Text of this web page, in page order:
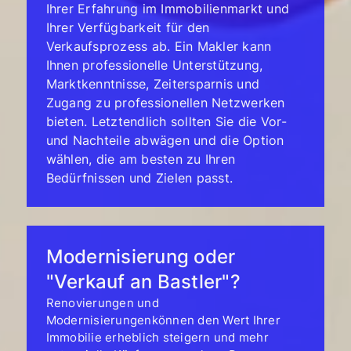
Ihrer Erfahrung im Immobilienmarkt und
Ihrer Verfügbarkeit für den
Verkaufsprozess ab. Ein Makler kann
Ihnen professionelle Unterstützung,
Marktkenntnisse, Zeitersparnis und
Zugang zu professionellen Netzwerken
bieten. Letztendlich sollten Sie die Vor-
und Nachteile abwägen und die Option
wählen, die am besten zu Ihren
Bedürfnissen und Zielen passt.
Modernisierung oder
"Verkauf an Bastler"?
Renovierungen und
Modernisierungenkönnen den Wert Ihrer
Immobilie erheblich steigern und mehr